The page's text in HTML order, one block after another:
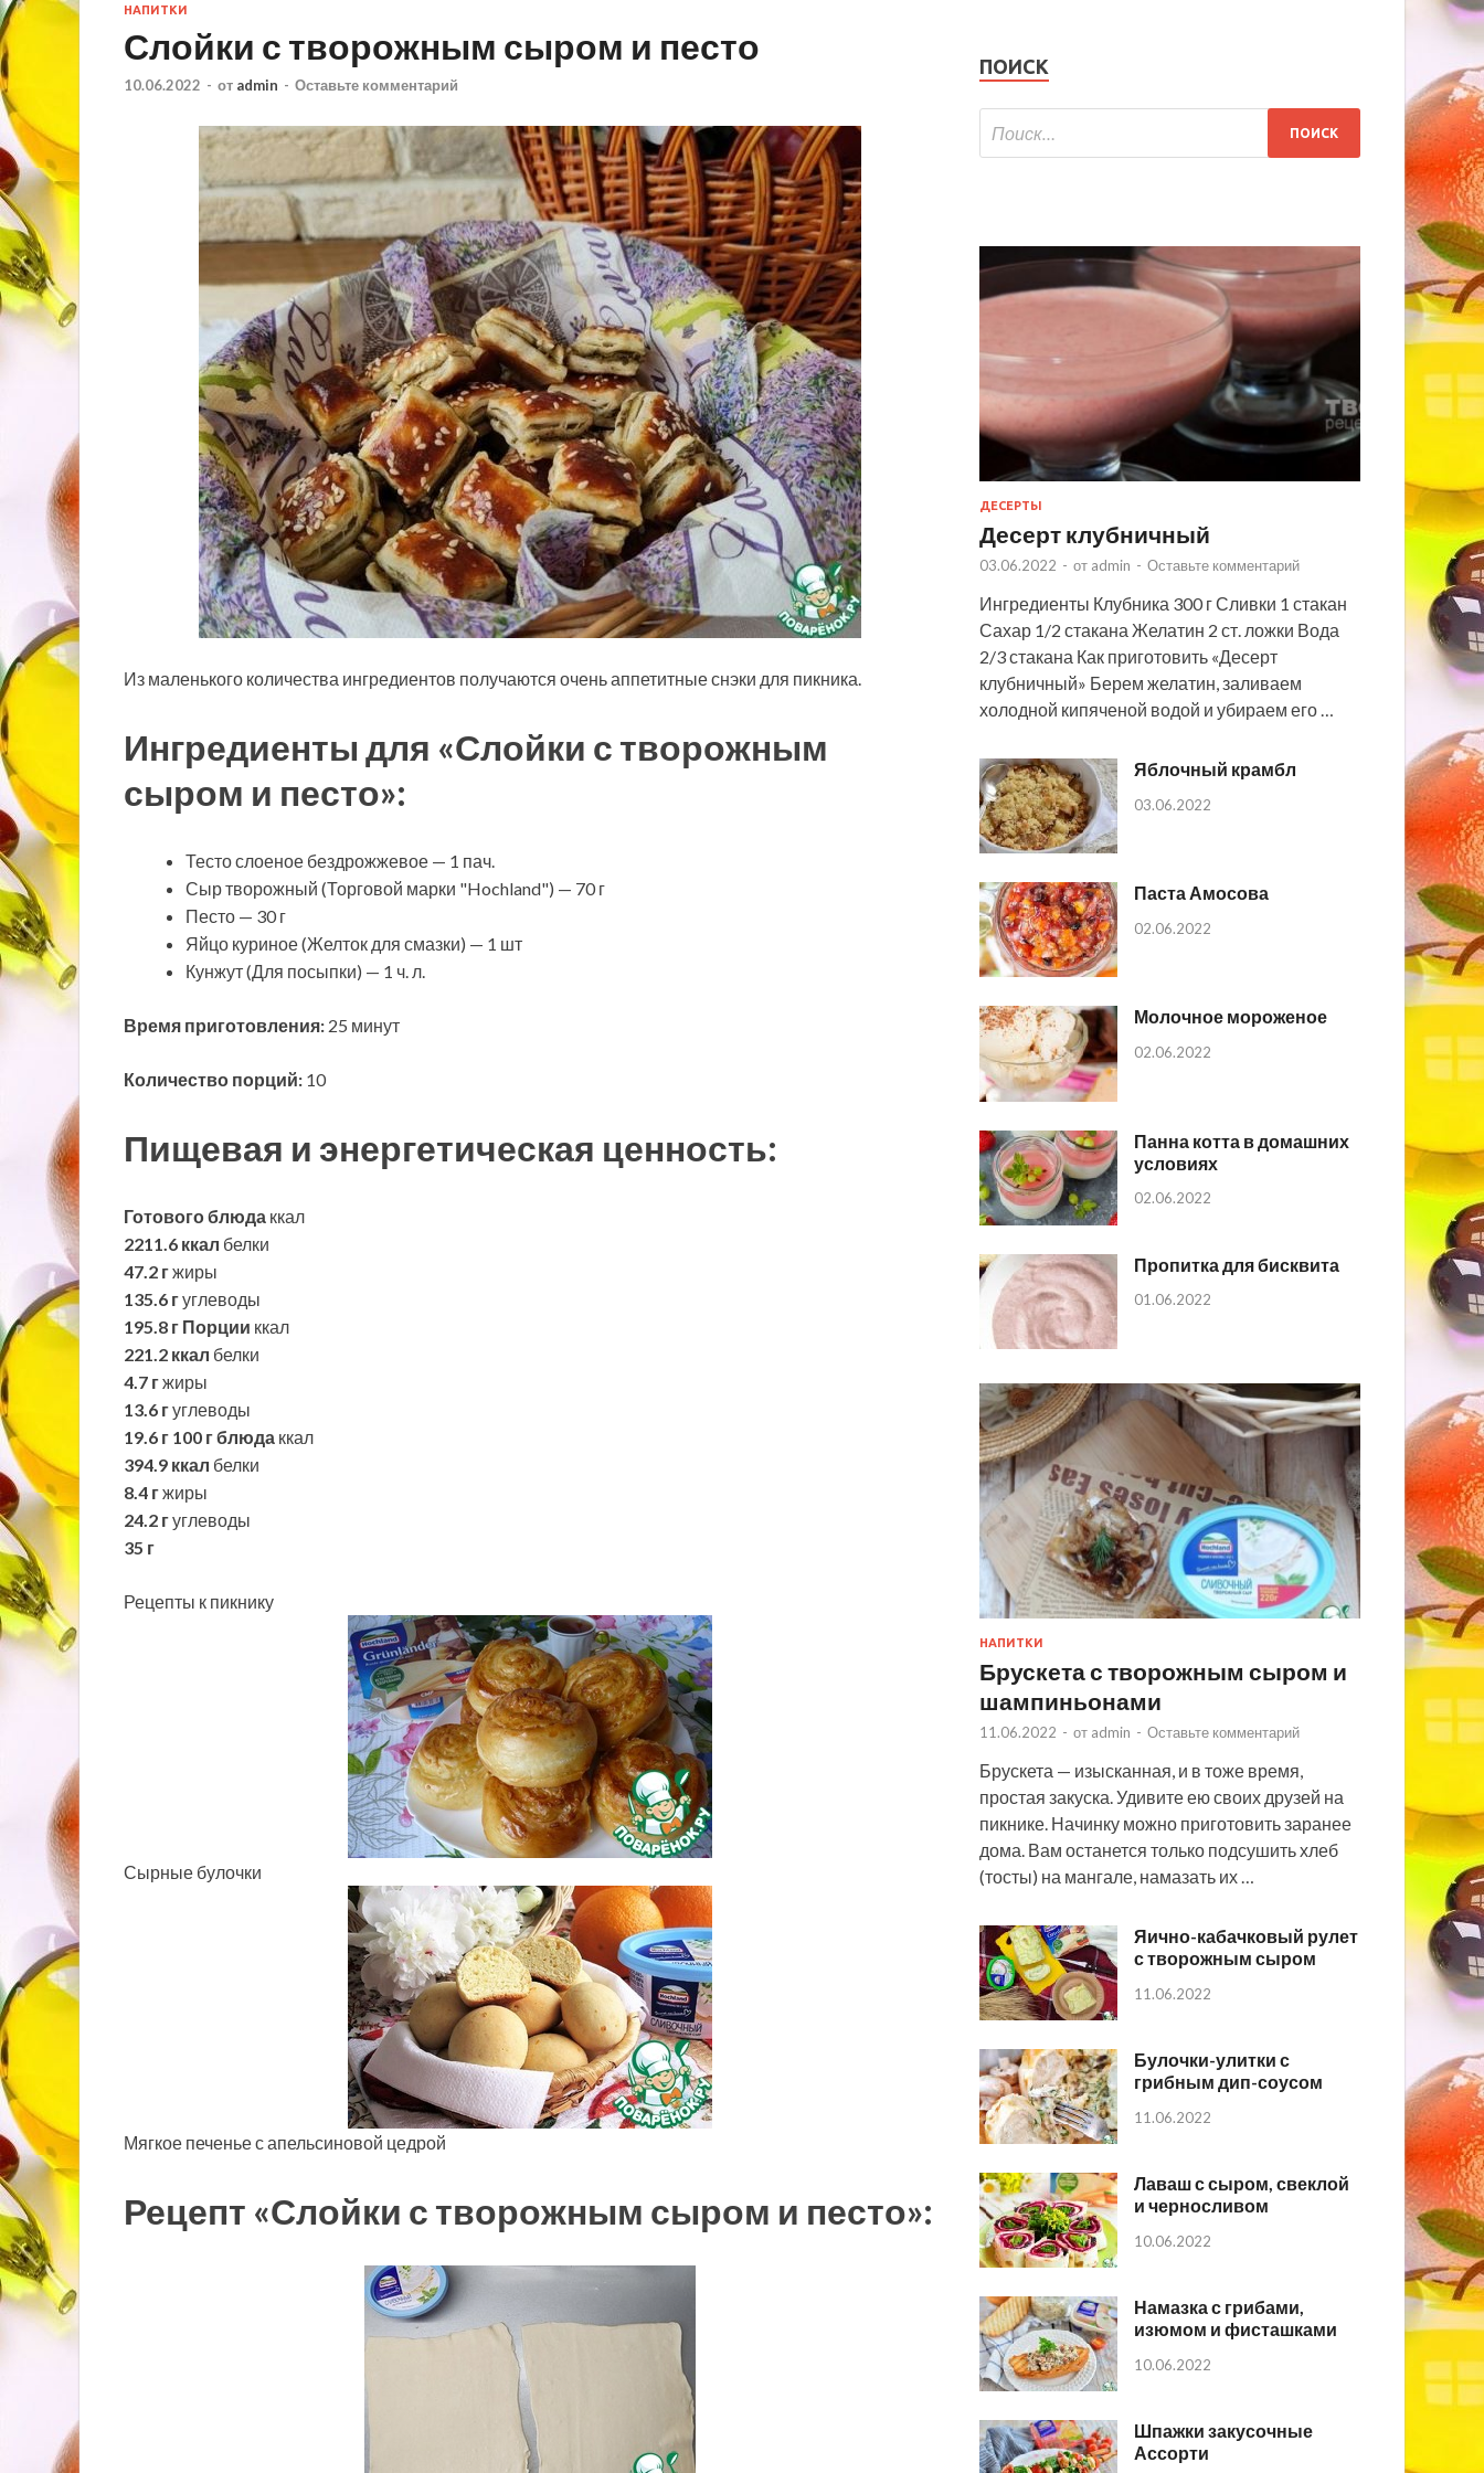
НАПИТКИ
Слойки с творожным сыром и песто
10.06.2022 - от admin - Оставьте комментарий
Из маленького количества ингредиентов получаются очень аппетитные снэки для пикника.
Ингредиенты для «Слойки с творожным
сыром и песто»:
Тесто слоеное бездрожжевое — 1 пач.
Сыр творожный (Торговой марки "Hochland") — 70 г
Песто — 30 г
Яйцо куриное (Желток для смазки) — 1 шт
Кунжут (Для посыпки) — 1 ч. л.
Время приготовления: 25 минут
Количество порций: 10
Пищевая и энергетическая ценность:
Готового блюда ккал
2211.6 ккал белки
47.2 гжиры
135.6 гуглеводы
195.8 г Порции ккал
221.2 ккал белки
4.7 гжиры
13.6 гуглеводы
19.6 г 100 г блюда ккал
394.9 ккал белки
8.4 гжиры
24.2 гуглеводы
35 г
Рецепты к пикнику
Сырные булочки
Мягкое печенье с апельсиновой цедрой
Рецепт «Слойки с творожным сыром и песто»:
ПОИСК
ДЕСЕРТЫ
Десерт клубничный
03.06.2022 - от admin - Оставьте комментарий
Ингредиенты Клубника 300 г Сливки 1 стакан
Сахар 1/2 стакана Желатин 2 ст. ложки Вода
2/3 стакана Как приготовить «Десерт
клубничный» Берем желатин, заливаем
холодной кипяченой водой и убираем его …
Яблочный крамбл
03.06.2022
Паста Амосова
02.06.2022
Молочное мороженое
02.06.2022
Панна котта в домашних
условиях
02.06.2022
Пропитка для бисквита
01.06.2022
НАПИТКИ
Брускета с творожным сыром и
шампиньонами
11.06.2022 - от admin - Оставьте комментарий
Брускета — изысканная, и в тоже время,
простая закуска. Удивите ею своих друзей на
пикнике. Начинку можно приготовить заранее
дома. Вам останется только подсушить хлеб
(тосты) на мангале, намазать их …
Яично-кабачковый рулет
с творожным сыром
11.06.2022
Булочки-улитки с
грибным дип-соусом
11.06.2022
Лаваш с сыром, свеклой
и черносливом
10.06.2022
Намазка с грибами,
изюмом и фисташками
10.06.2022
Шпажки закусочные
Ассорти